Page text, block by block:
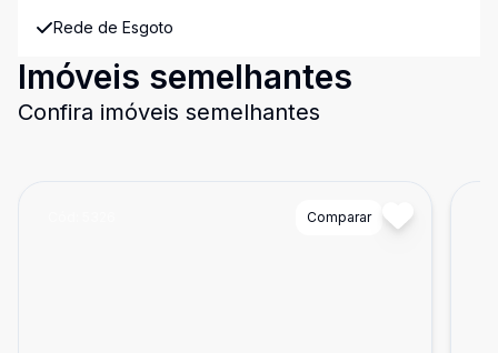
Rede de Esgoto
Imóveis semelhantes
Confira imóveis semelhantes
Comparar